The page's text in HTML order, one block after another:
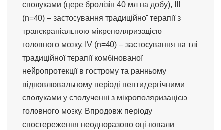
сполуками (цере бролізін 40 мл на добу), ІІІ
(n=40) – застосування традиційної терапії з
транскраніальною мікрополяризацією
головного мозку, IV (n=40) – застосування на тлі
традиційної терапії комбінованої
нейропротекції в гострому та ранньому
відновлювальному періоді пептидергічними
сполуками у сполученні з мікрополяризацією
головного мозку. Впродовж періоду
спостереження неодноразово оцінювали